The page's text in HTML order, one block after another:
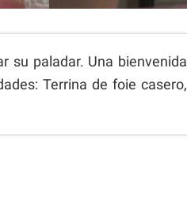
su paladar. Una bienvenida
Terrina de foie casero,